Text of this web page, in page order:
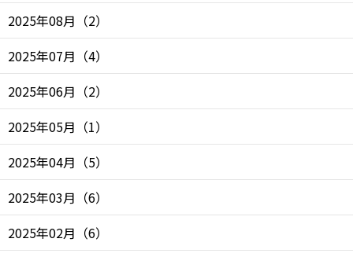
2025年08月 （2）
2025年07月 （4）
2025年06月 （2）
2025年05月 （1）
2025年04月 （5）
2025年03月 （6）
2025年02月 （6）